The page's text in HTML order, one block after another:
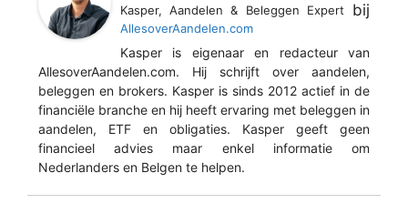
Kasper, Aandelen & Beleggen Expert bij
AllesoverAandelen.com
Kasper is eigenaar en redacteur van
AllesoverAandelen.com. Hij schrijft over aandelen,
beleggen en brokers. Kasper is sinds 2012 actief in de
financiële branche en hij heeft ervaring met beleggen in
aandelen, ETF en obligaties. Kasper geeft geen
financieel advies maar enkel informatie om
Nederlanders en Belgen te helpen.